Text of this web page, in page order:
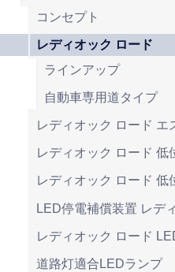
コンセプト
レディオック ロード
ラインアップ
自動車専用道タイプ
レディオック ロード エ
レディオック ロード 低
レディオック ロード
LED停電補償装置 レデ
レディオック ロード
道路灯適合LEDランプ